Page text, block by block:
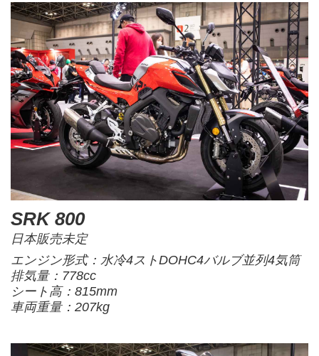
SRK 800
日本販売未定
エンジン形式：水冷4ストDOHC4バルブ並列4気筒
排気量：778cc
シート高：815mm
車両重量：207kg